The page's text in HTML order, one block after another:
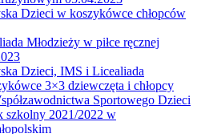
Dzieci w koszykówce chłopców
Młodzieży w piłce ręcznej
Dzieci, IMS i Licealiada
3×3 dziewczęta i chłopcy
Sportowego Dzieci
szkolny 2021/2022 w